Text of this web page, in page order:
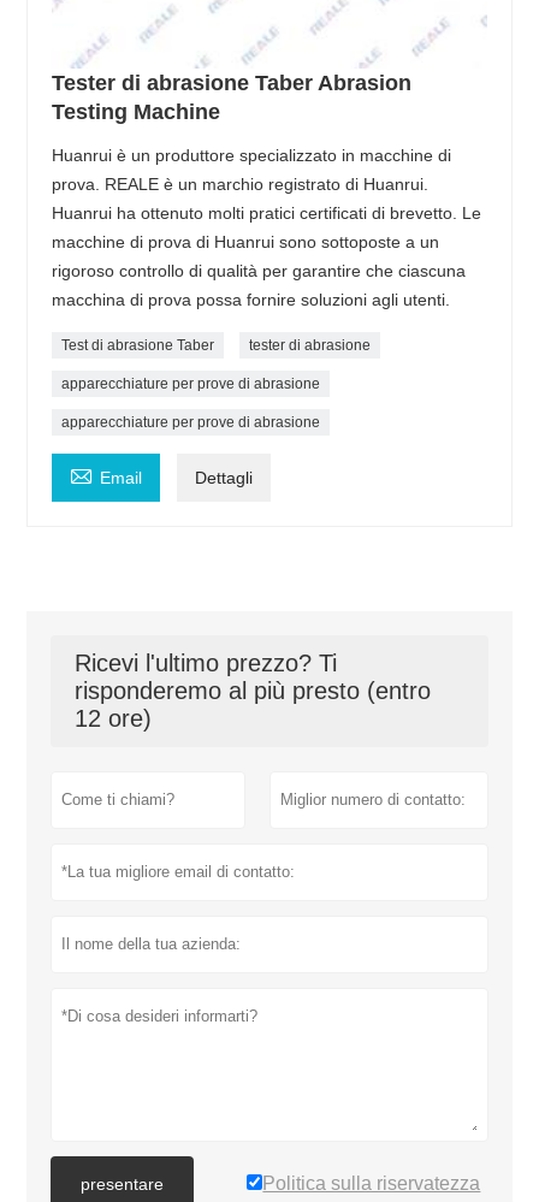
Tester di abrasione Taber Abrasion
Testing Machine
Huanrui è un produttore specializzato in macchine di
prova. REALE è un marchio registrato di Huanrui.
Huanrui ha ottenuto molti pratici certificati di brevetto. Le
macchine di prova di Huanrui sono sottoposte a un
rigoroso controllo di qualità per garantire che ciascuna
macchina di prova possa fornire soluzioni agli utenti.
Test di abrasione Taber tester di abrasione
apparecchiature per prove di abrasione
apparecchiature per prove di abrasione
 Email Dettagli
Ricevi l'ultimo prezzo? Ti
risponderemo al più presto (entro
12 ore)
presentare Politica sulla riservatezza